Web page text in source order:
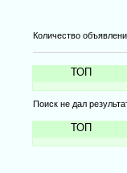
Количество
ТОП
Поиск не дал
ТОП